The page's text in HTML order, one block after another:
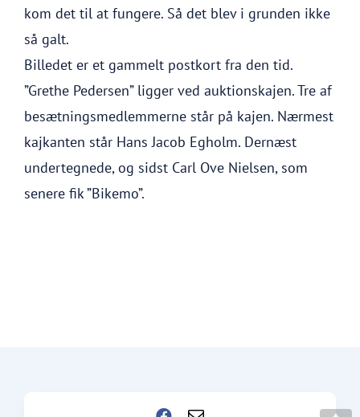
kom det til at fungere. Så det blev i grunden ikke
så galt.
Billedet er et gammelt postkort fra den tid.
”Grethe Pedersen” ligger ved auktionskajen. Tre af
besætningsmedlemmerne står på kajen. Nærmest
kajkanten står Hans Jacob Egholm. Dernæst
undertegnede, og sidst Carl Ove Nielsen, som
senere fik ”Bikemo”.